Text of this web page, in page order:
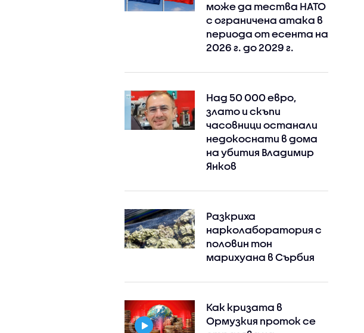
може да тества НАТО
с ограничена атака в
периода от есента на
2026 г. до 2029 г.
Над 50 000 евро,
злато и скъпи
часовници останали
недокоснати в дома
на убития Владимир
Янков
Разкриха
нарколаборатория с
половин тон
марихуана в Сърбия
Как кризата в
Ормузкия проток се